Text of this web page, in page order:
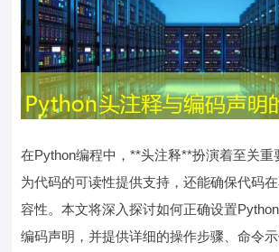
在Python编程中，**头注释**扮演着至关重
为代码的可读性提供支持，还能确保代码
容性。本文将深入探讨如何正确设置
编码声明，并提供详细的操作步骤、命令